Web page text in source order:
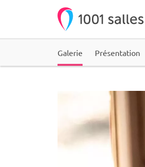
Galerie Présentation